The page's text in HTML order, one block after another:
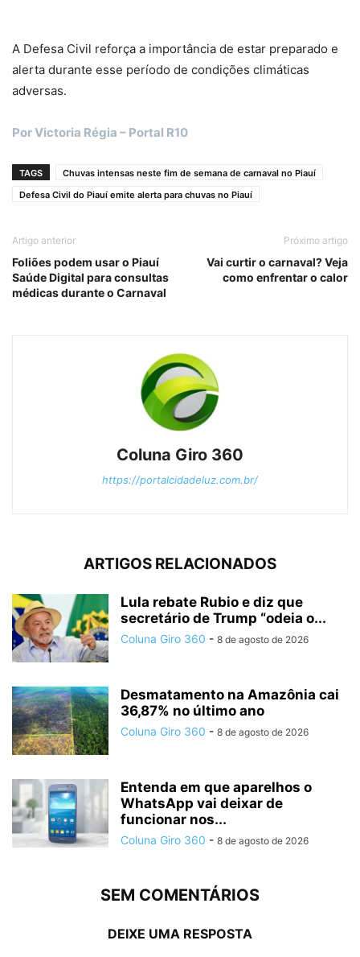
A Defesa Civil reforça a importância de estar preparado e
alerta durante esse período de condições climáticas
adversas.
Por Victoria Régia – Portal R10
TAGS
Chuvas intensas neste fim de semana de carnaval no Piauí
Defesa Civil do Piauí emite alerta para chuvas no Piauí
Artigo anterior
Foliões podem usar o Piauí
Saúde Digital para consultas
médicas durante o Carnaval
Próximo artigo
Vai curtir o carnaval? Veja
como enfrentar o calor
Coluna Giro 360
https://portalcidadeluz.com.br/
ARTIGOS RELACIONADOS
Lula rebate Rubio e diz que
secretário de Trump “odeia o...
Coluna Giro 360 - 8 de agosto de 2026
Desmatamento na Amazônia cai
36,87% no último ano
Coluna Giro 360 - 8 de agosto de 2026
Entenda em que aparelhos o
WhatsApp vai deixar de
funcionar nos...
Coluna Giro 360 - 8 de agosto de 2026
SEM COMENTÁRIOS
DEIXE UMA RESPOSTA